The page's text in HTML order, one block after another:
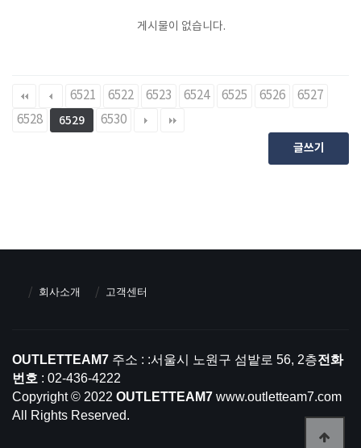
게시물이 없습니다.
6521 6522 6523 6524 6525 6526
6527
6528
6529 6530
글쓰기
회사소개 고객센터
OUTLETTEAM7 주소 : :서울시 노원구 섬밭로 56, 2층전화
번호 : 02-436-4222
Copyright © 2022 OUTLETTEAM7 www.outletteam7.com
All Rights Reserved.